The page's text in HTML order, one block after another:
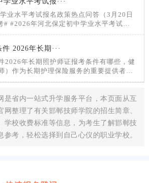
业水平考试报名政策热点问答（3月20日
# #2026年河北保定初中学业水平考试报
2026年长期···
2026年长期照护师证报考条件有哪些，健
）作为长期护理保险服务的重要提供者，
是省内一站式升学服务平台，本页面从互
网整理了有关邯郸技师学院的招生简章、
学校收费标准等信息，为考生了解邯郸技
参考，轻松选择到自己心仪的职业学校。